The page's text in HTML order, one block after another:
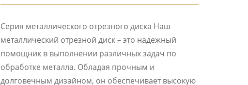
Серия металлического отрезного диска Наш
металлический отрезной диск – это надежный
помощник в выполнении различных задач по
обработке металла. Обладая прочным и
долговечным дизайном, он обеспечивает высокую